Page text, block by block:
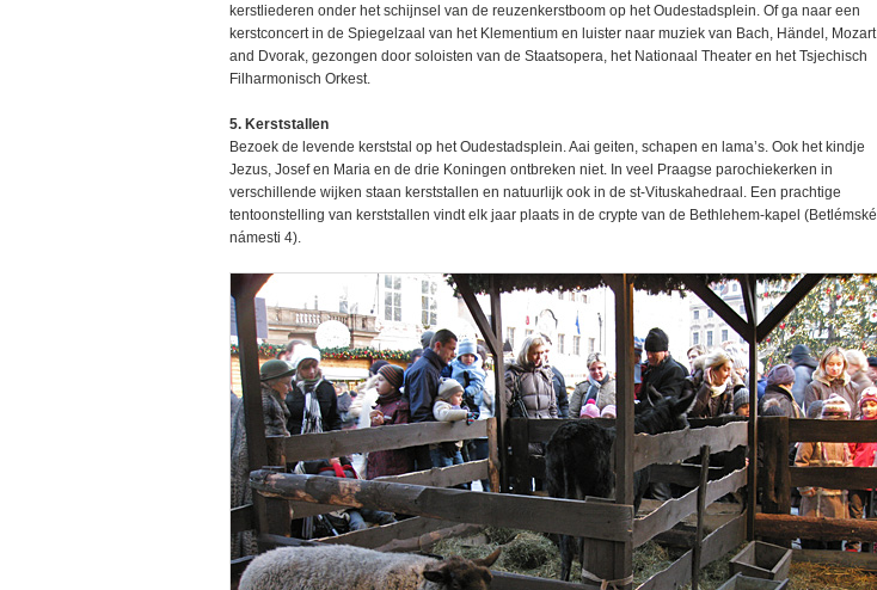
kerstliederen onder het schijnsel van de reuzenkerstboom op het Oudestadsplein. Of ga naar een
kerstconcert in de Spiegelzaal van het Klementium en luister naar muziek van Bach, Händel, Mozart
and Dvorak, gezongen door soloisten van de Staatsopera, het Nationaal Theater en het Tsjechisch
Filharmonisch Orkest.
5. Kerststallen
Bezoek de levende kerststal op het Oudestadsplein. Aai geiten, schapen en lama’s. Ook het kindje
Jezus, Josef en Maria en de drie Koningen ontbreken niet. In veel Praagse parochiekerken in
verschillende wijken staan kerststallen en natuurlijk ook in de st-Vituskahedraal. Een prachtige
tentoonstelling van kerststallen vindt elk jaar plaats in de crypte van de Bethlehem-kapel (Betlémské
námesti 4).